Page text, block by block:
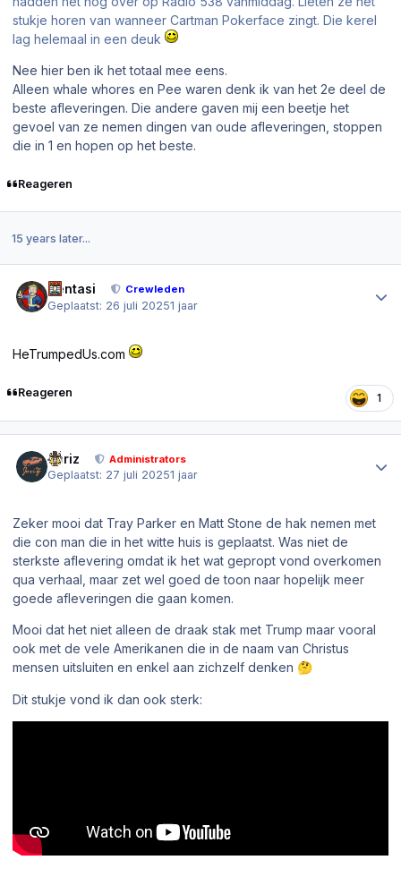
stukje horen van wanneer Cartman Pokerface zingt. Die kerel
lag helemaal in een deuk
Nee hier ben ik het totaal mee eens.
Alleen whale whores en Pee waren denk ik van het 2e deel de
beste afleveringen. Die andere gaven mij een beetje het
gevoel van ze nemen dingen van oude afleveringen, stoppen
die in 1 en hopen op het beste.
Reageren
15 years later...
Sentasi Crewleden
Geplaatst: 26 juli 20251 jaar
HeTrumpedUs.com
Reageren 1
Joriz Administrators
Geplaatst: 27 juli 20251 jaar
Zeker mooi dat Tray Parker en Matt Stone de hak nemen met
die con man die in het witte huis is geplaatst. Was niet de
sterkste aflevering omdat ik het wat gepropt vond overkomen
qua verhaal, maar zet wel goed de toon naar hopelijk meer
goede afleveringen die gaan komen.
Mooi dat het niet alleen de draak stak met Trump maar vooral
ook met de vele Amerikanen die in de naam van Christus
mensen uitsluiten en enkel aan zichzelf denken 🤔
Dit stukje vond ik dan ook sterk: